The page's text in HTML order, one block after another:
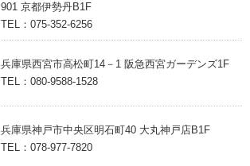
901 京都伊勢丹B1F
TEL：075-352-6256
兵庫県西宮市高松町14－1 阪急西宮ガーデンズ1F
TEL：080-9588-1528
兵庫県神戸市中央区明石町40 大丸神戸店B1F
TEL：078-977-7820